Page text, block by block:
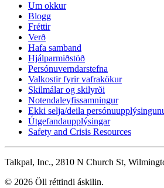
Um okkur
Blogg
Fréttir
Verð
Hafa samband
Hjálparmiðstöð
Persónuverndarstefna
Valkostir fyrir vafrakökur
Skilmálar og skilyrði
Notendaleyfissamningur
Ekki selja/deila
Útgefandaupplýsingar
Safety and Crisis Resources
Talkpal, Inc., 2810 N Church St,
© 2026 Öll réttindi áskilin.